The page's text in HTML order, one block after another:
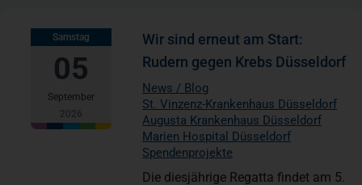
Samstag
05
September
2026
Wir sind erneut am Start:
Rudern gegen Krebs Düsseldorf
News / Blog
St. Vinzenz-Krankenhaus Düsseldorf
Augusta Krankenhaus Düsseldorf
Marien Hospital Düsseldorf
Spendenprojekte
Die diesjährige Regatta findet am 5.